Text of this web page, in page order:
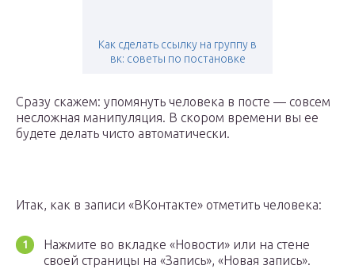
Как сделать ссылку на группу в
вк: советы по постановке
Сразу скажем: упомянуть человека в посте — совсем
несложная манипуляция. В скором времени вы ее
будете делать чисто автоматически.
Итак, как в записи «ВКонтакте» отметить человека:
Нажмите во вкладке «Новости» или на стене
своей страницы на «Запись», «Новая запись».